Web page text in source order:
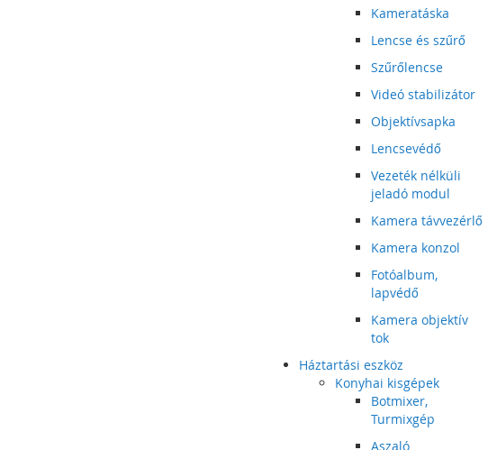
Kameratáska
Lencse és szűrő
Szűrőlencse
Videó stabilizátor
Objektívsapka
Lencsevédő
Vezeték nélküli
jeladó modul
Kamera távvezérlő
Kamera konzol
Fotóalbum,
lapvédő
Kamera objektív
tok
Háztartási eszköz
Konyhai kisgépek
Botmixer,
Turmixgép
Aszaló